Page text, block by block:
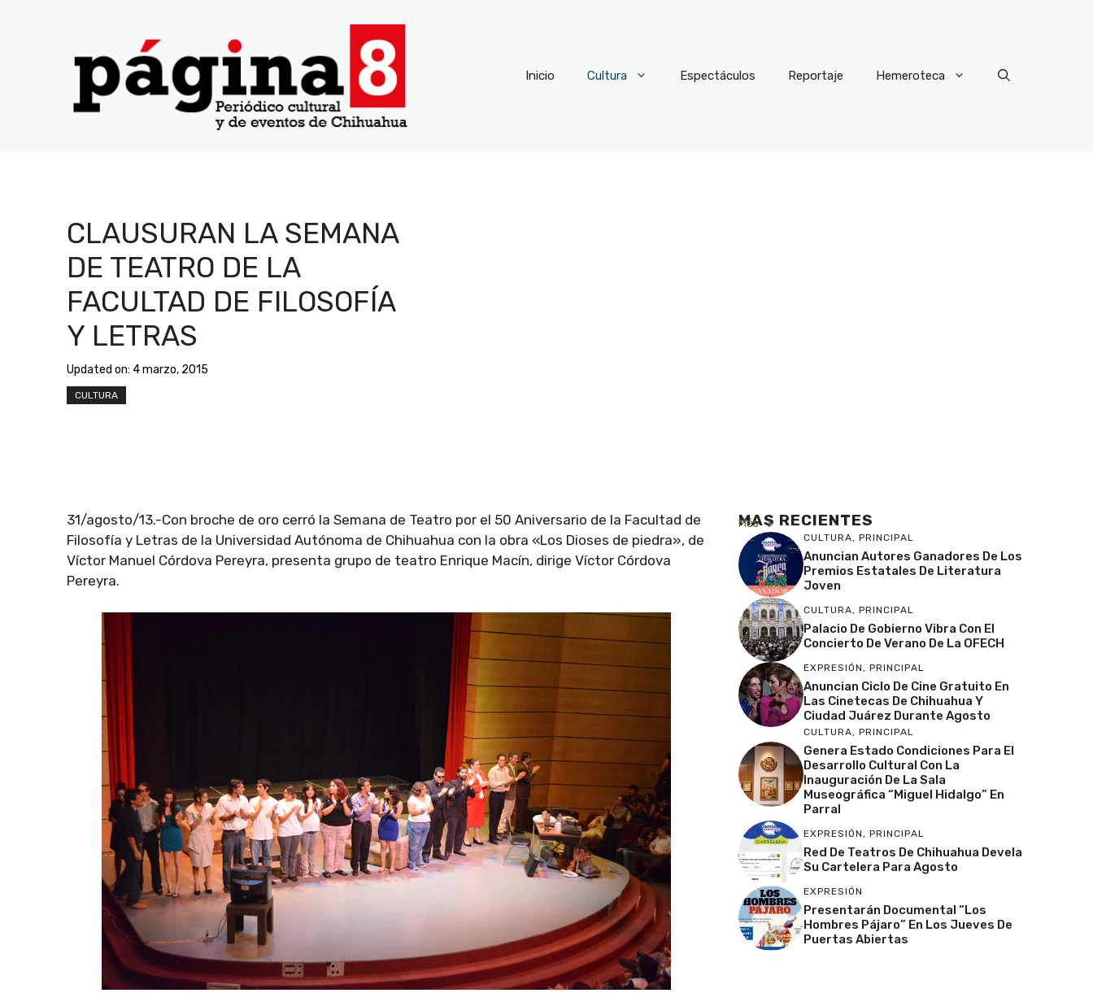
Inicio Cultura Espectáculos Reportaje Hemeroteca
CLAUSURAN LA SEMANA
DE TEATRO DE LA
FACULTAD DE FILOSOFÍA
Y LETRAS
Updated on: 4 marzo, 2015
CULTURA
31/agosto/13.-Con broche de oro cerró la Semana de Teatro por el 50 Aniversario de la Facultad de
Filosofía y Letras de la Universidad Autónoma de Chihuahua con la obra «Los Dioses de piedra», de
Víctor Manuel Córdova Pereyra, presenta grupo de teatro Enrique Macín, dirige Víctor Córdova
Pereyra.
MAS RECIENTES
Más
CULTURA, PRINCIPAL
Anuncian Autores Ganadores De Los
Premios Estatales De Literatura
Joven
CULTURA, PRINCIPAL
Palacio De Gobierno Vibra Con El
Concierto De Verano De La OFECH
EXPRESIÓN, PRINCIPAL
Anuncian Ciclo De Cine Gratuito En
Las Cinetecas De Chihuahua Y
Ciudad Juárez Durante Agosto
CULTURA, PRINCIPAL
Genera Estado Condiciones Para El
Desarrollo Cultural Con La
Inauguración De La Sala
Museográfica “Miguel Hidalgo” En
Parral
EXPRESIÓN, PRINCIPAL
Red De Teatros De Chihuahua Devela
Su Cartelera Para Agosto
EXPRESIÓN
Presentarán Documental “Los
Hombres Pájaro” En Los Jueves De
Puertas Abiertas